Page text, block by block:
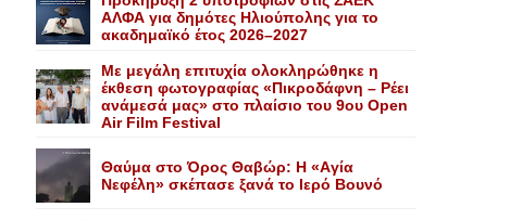
ΑΛΦΑ για δημότες Ηλιούπολης για το
ακαδημαϊκό έτος 2026–2027
Με μεγάλη επιτυχία ολοκληρώθηκε η
έκθεση φωτογραφίας «Πικροδάφνη – Ρέει
ανάμεσά μας» στο πλαίσιο του 9ου Open
Air Film Festival
Θαύμα στο Όρος Θαβώρ: H «Aγία
Nεφέλη» σκέπασε ξανά το Iερό Bουνό